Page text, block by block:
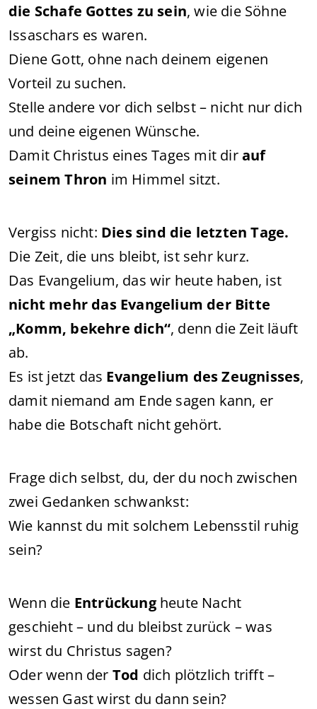
die Schafe Gottes zu sein, wie die Söhne
Issaschars es waren.
Diene Gott, ohne nach deinem eigenen
Vorteil zu suchen.
Stelle andere vor dich selbst – nicht nur dich
und deine eigenen Wünsche.
Damit Christus eines Tages mit dirauf
seinem Thron im Himmel sitzt.
Vergiss nicht: Dies sind die letzten Tage.
Die Zeit, die uns bleibt, ist sehr kurz.
Das Evangelium, das wir heute haben, ist
nicht mehr das Evangelium der Bitte
„Komm, bekehre dich“, denn die Zeit läuft
ab.
Es ist jetzt das Evangelium des Zeugnisses,
damit niemand am Ende sagen kann, er
habe die Botschaft nicht gehört.
Frage dich selbst, du, der du noch zwischen
zwei Gedanken schwankst:
Wie kannst du mit solchem Lebensstil ruhig
sein?
Wenn die Entrückungheute Nacht
geschieht – und du bleibst zurück – was
wirst du Christus sagen?
Oder wenn der Tod dich plötzlich trifft –
wessen Gast wirst du dann sein?